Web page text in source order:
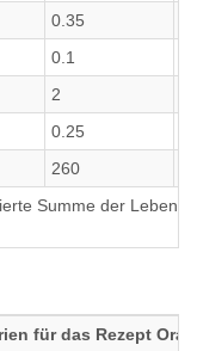
0.35
0.1
2
0.25
260
Summe der
für das Rezept